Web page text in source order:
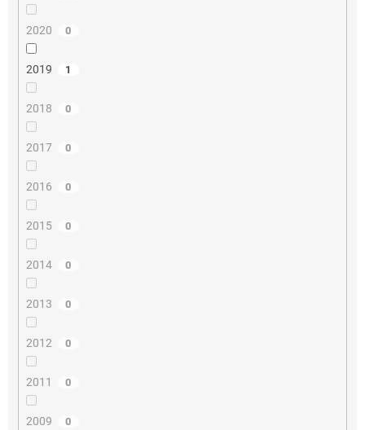
2020 0
2019 1
2018 0
2017 0
2016 0
2015 0
2014 0
2013 0
2012 0
2011 0
2009 0